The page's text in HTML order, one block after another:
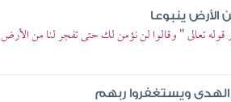
ينبوعا
قوله تعالى " وقالوا لن نؤمن لك حتى تفجر لنا من الأرض
الهدى ويستغفروا ربهم